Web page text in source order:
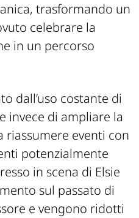
trasformando un
celebrare la
in un percorso
dall’uso costante di
invece di ampliare la
riassumere eventi con
potenzialmente
in scena di Elsie
sul passato di
e vengono ridotti